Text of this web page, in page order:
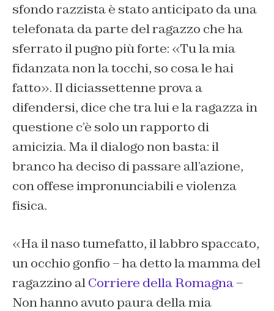
sfondo razzista è stato anticipato da una
telefonata da parte del ragazzo che ha
sferrato il pugno più forte: «Tu la mia
fidanzata non la tocchi, so cosa le hai
fatto». Il diciassettenne prova a
difendersi, dice che tra lui e la ragazza in
questione c’è solo un rapporto di
amicizia. Ma il dialogo non basta: il
branco ha deciso di passare all’azione,
con offese impronunciabili e violenza
fisica.
«Ha il naso tumefatto, il labbro spaccato,
un occhio gonfio – ha detto la mamma del
ragazzino alCorriere della Romagna–
Non hanno avuto paura della mia